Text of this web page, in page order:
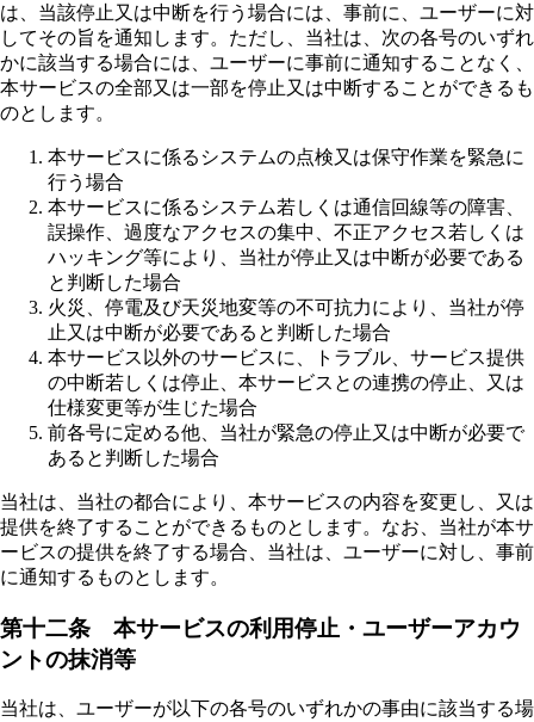
は、当該停止又は中断を行う場合には、事前に、ユーザーに対
してその旨を通知します。ただし、当社は、次の各号のいずれ
かに該当する場合には、ユーザーに事前に通知することなく、
本サービスの全部又は一部を停止又は中断することができるも
のとします。
本サービスに係るシステムの点検又は保守作業を緊急に
行う場合
本サービスに係るシステム若しくは通信回線等の障害、
誤操作、過度なアクセスの集中、不正アクセス若しくは
ハッキング等により、当社が停止又は中断が必要である
と判断した場合
火災、停電及び天災地変等の不可抗力により、当社が停
止又は中断が必要であると判断した場合
本サービス以外のサービスに、トラブル、サービス提供
の中断若しくは停止、本サービスとの連携の停止、又は
仕様変更等が生じた場合
前各号に定める他、当社が緊急の停止又は中断が必要で
あると判断した場合
当社は、当社の都合により、本サービスの内容を変更し、又は
提供を終了することができるものとします。なお、当社が本サ
ービスの提供を終了する場合、当社は、ユーザーに対し、事前
に通知するものとします。
第十二条 本サービスの利用停止・ユーザーアカウ
ントの抹消等
当社は、ユーザーが以下の各号のいずれかの事由に該当する場